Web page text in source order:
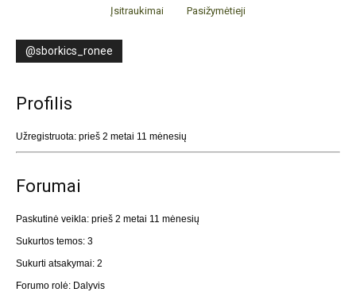
Įsitraukimai Pasižymėtieji
@sborkics_ronee
Profilis
Užregistruota: prieš 2 metai 11 mėnesių
Forumai
Paskutinė veikla: prieš 2 metai 11 mėnesių
Sukurtos temos: 3
Sukurti atsakymai: 2
Forumo rolė: Dalyvis